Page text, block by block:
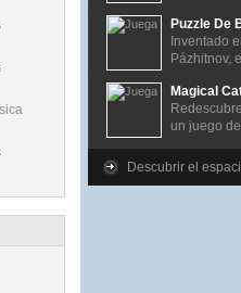
Puzzle De
Inventado
Pázhitnov,
Magical
un juego
Descubrir el